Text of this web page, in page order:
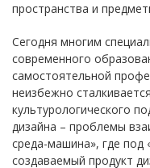
пространства и
Сегодня многим
современного
самостоятельной
неизбежно
культурологического
дизайна – проблемы
среда-машина», где под
создаваемый продукт